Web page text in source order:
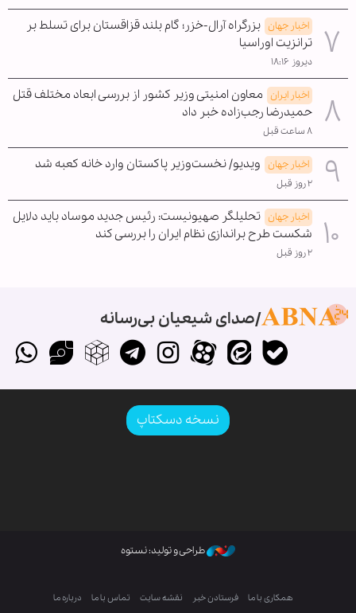
اخبار جهان بزرگراه آرال-خزر؛ گام بلند قزاقستان برای تسلط بر
ترانزیت اوراسیا
دیروز ۱۸:۱۶
اخبار ایران معاون امنیتی وزیر کشور از بررسی ابعاد مختلف قتل
حمیدرضا رجب‌زاده خبر داد
۸ ساعت قبل
اخبار جهان ویدیو/ نخست‌وزیر پاکستان وارد خانه کعبه شد
۲ روز قبل
اخبار جهان تحلیلگر صهیونیست: رئیس جدید موساد باید دلایل
شکست طرح براندازی نظام ایران را بررسی کند
۲ روز قبل
صدای شیعیان بی‌رسانه
نسخه دسکتاپ
طراحی و تولید: نستوه
همکاری با ما فرستادن خبر نقشه سایت تماس با ما درباره ما